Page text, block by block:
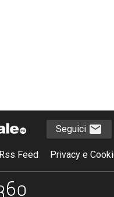
Seguici
Rss Feed Privacy e